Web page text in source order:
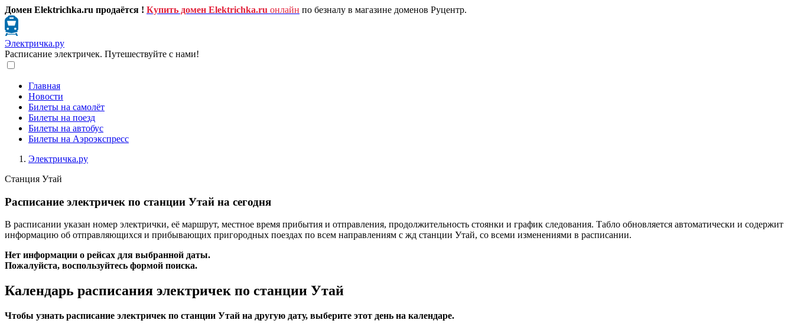
Домен Elektrichka.ru продаётся ! Купить домен Elektrichka.ru онлайн по безналу в магазине доменов Руцентр.
Электричка.ру
Расписание электричек. Путешествуйте с нами!
Главная
Новости
Билеты на самолёт
Билеты на поезд
Билеты на автобус
Билеты на Аэроэкспресс
Электричка.ру
Станция Утай
Расписание электричек по станции Утай на сегодня
В расписании указан номер электрички, её маршрут, местное время прибытия и отправления, продолжительность стоянки и график следования. Табло обновляется автоматически и содержит
информацию об отправляющихся и прибывающих пригородных поездах по всем направлениям с жд станции Утай, со всеми изменениями в расписании.
Нет информации о рейсах для выбранной даты.
Пожалуйста, воспользуйтесь формой поиска.
Календарь расписания электричек по станции Утай
Чтобы узнать расписание электричек по станции Утай на другую дату, выберите этот день на календаре.